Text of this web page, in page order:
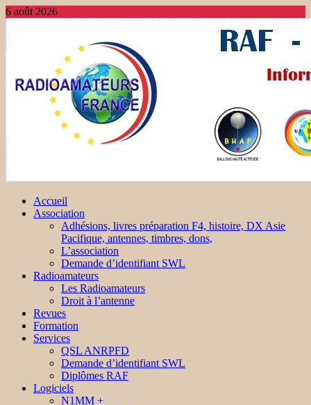
6 août 2026
Accueil
Association
Adhésions, livres préparation F4, histoire, DX Asie
Pacifique, antennes, timbres, dons,
L’association
Demande d’identifiant SWL
Radioamateurs
Les Radioamateurs
Droit à l’antenne
Revues
Formation
Services
QSL ANRPFD
Demande d’identifiant SWL
Diplômes RAF
Logiciels
N1MM +